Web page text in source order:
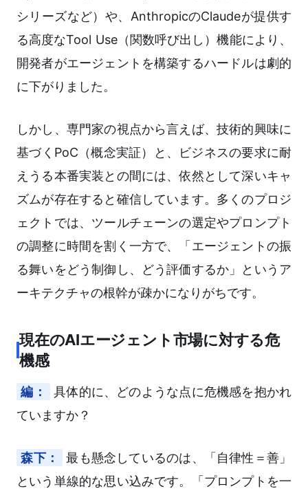
シリーズなど）や、AnthropicのClaudeが提供す
る高度なTool Use（関数呼び出し）機能により、
開発者がエージェントを構築するハードルは劇的
に下がりました。
しかし、専門家の視点から言えば、技術的興味に
基づくPoC（概念実証）と、ビジネスの要求に耐
えうる本番実装との間には、依然として深いキャ
ズムが存在すると確信しています。多くのプロジ
ェクトでは、ツールチェーンの選定やプロンプト
の調整に時間を割く一方で、「エージェントの振
る舞いをどう制御し、どう評価するか」というア
ーキテクチャの根幹が疎かになりがちです。
現在のAIエージェント市場に対する危
機感
編：
具体的に、どのような点に危機感を抱かれ
ていますか？
森下：
最も懸念しているのは、「自律性＝善」
という単線的な思い込みです。「プロンプトを一